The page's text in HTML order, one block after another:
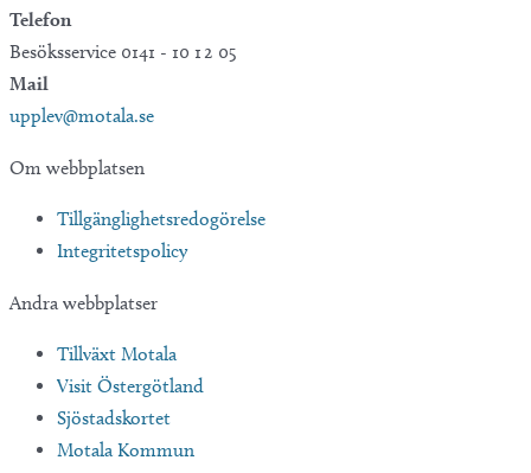
Telefon
Besöksservice 0141 - 10 1 2 05
Mail
upplev@motala.se
Om webbplatsen
Tillgänglighetsredogörelse
Integritetspolicy
Andra webbplatser
Tillväxt Motala
Visit Östergötland
Sjöstadskortet
Motala Kommun